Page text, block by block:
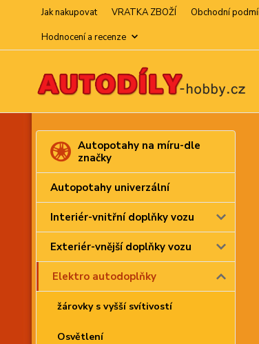
Jak nakupovat VRATKA ZBOŽÍ Obchodní
Hodnocení a recenze
Autopotahy na míru-dle
značky
Autopotahy univerzální
Interiér-vnitřní doplňky vozu
Exteriér-vnější doplňky vozu
Elektro autodoplňky
žárovky s vyšší svítivostí
Osvětlení